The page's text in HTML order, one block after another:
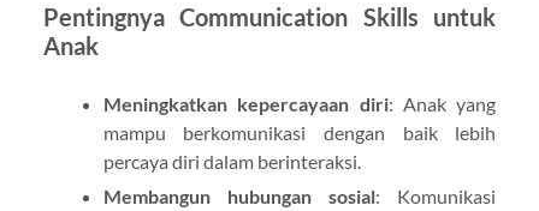
Pentingnya Communication Skills untuk
Anak
Meningkatkan kepercayaan diri: Anak yang
mampu berkomunikasi dengan baik lebih
percaya diri dalam berinteraksi.
Membangun hubungan sosial: Komunikasi